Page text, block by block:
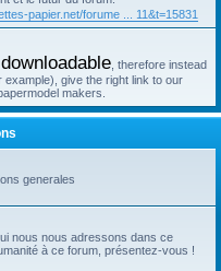
papier.net/forume ... 11&t=15831
, therefore instead
give the right link to our
makers.
generales
nous nous adressons dans ce
à ce forum, présentez-vous !